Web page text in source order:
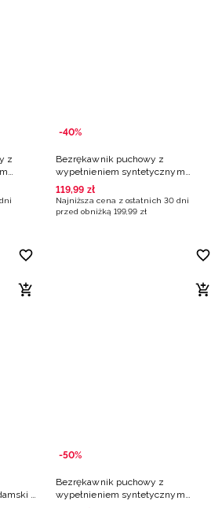
z
-40%
Bezrękawnik puchowy z
wypełnieniem syntetycznym
damski - czerwony
119,99 zł
Najniższa cena z ostatnich 30 dni
przed obniżką 199,99 zł
-
-50%
Bezrękawnik puchowy z
wypełnieniem syntetycznym